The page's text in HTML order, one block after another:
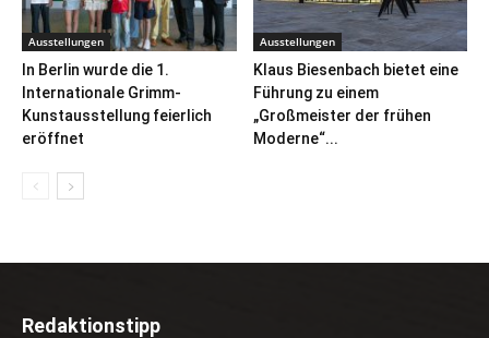
Ausstellungen
In Berlin wurde die 1.
Internationale Grimm-
Kunstausstellung feierlich
eröffnet
Ausstellungen
Klaus Biesenbach bietet eine
Führung zu einem
„Großmeister der frühen
Moderne“...
Redaktionstipp